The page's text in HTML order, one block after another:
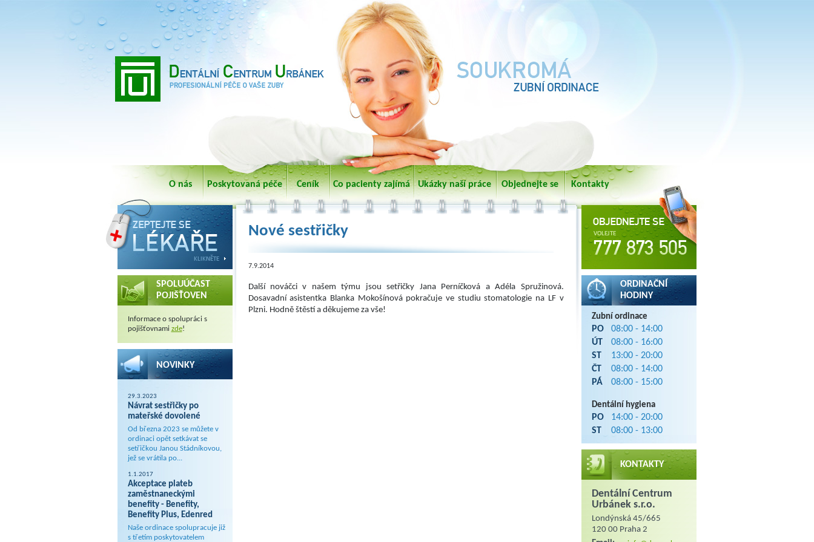
O nás Poskytovaná péče Ceník Co pacienty zajímá Ukázky naší práce Objednejte se Kontakty
Nové sestřičky
7.9.2014
Další nováčci v našem týmu jsou setřičky Jana Perníčková a Adéla Spružinová.
Dosavadní asistentka Blanka Mokošínová pokračuje ve studiu stomatologie na LF v
Plzni. Hodně štěstí a děkujeme za vše!
ORDINAČNÍ
HODINY
Zubní ordinace
PO
08:00 - 14:00
ÚT
08:00 - 16:00
ST
13:00 - 20:00
ČT
08:00 - 14:00
PÁ
08:00 - 15:00
Dentální hygiena
PO
14:00 - 20:00
ST
08:00 - 13:00
KONTAKTY
Dentální Centrum
Urbánek s.r.o.
Londýnská 45/665
120 00 Praha 2
SPOLUÚČAST
POJIŠŤOVEN
Informace o spolupráci s
pojišťovnami zde!
NOVINKY
29.3.2023
Návrat sestřičky po
mateřské dovolené
Od března 2023 se můžete v
ordinaci opět setkávat se
setřičkou Janou Stádníkovou,
jež se vrátila po...
1.1.2017
Akceptace plateb
zaměstnaneckými
benefity - Benefity,
Benefity Plus, Edenred
Naše ordinace spolupracuje již
s třetím poskytovatelem